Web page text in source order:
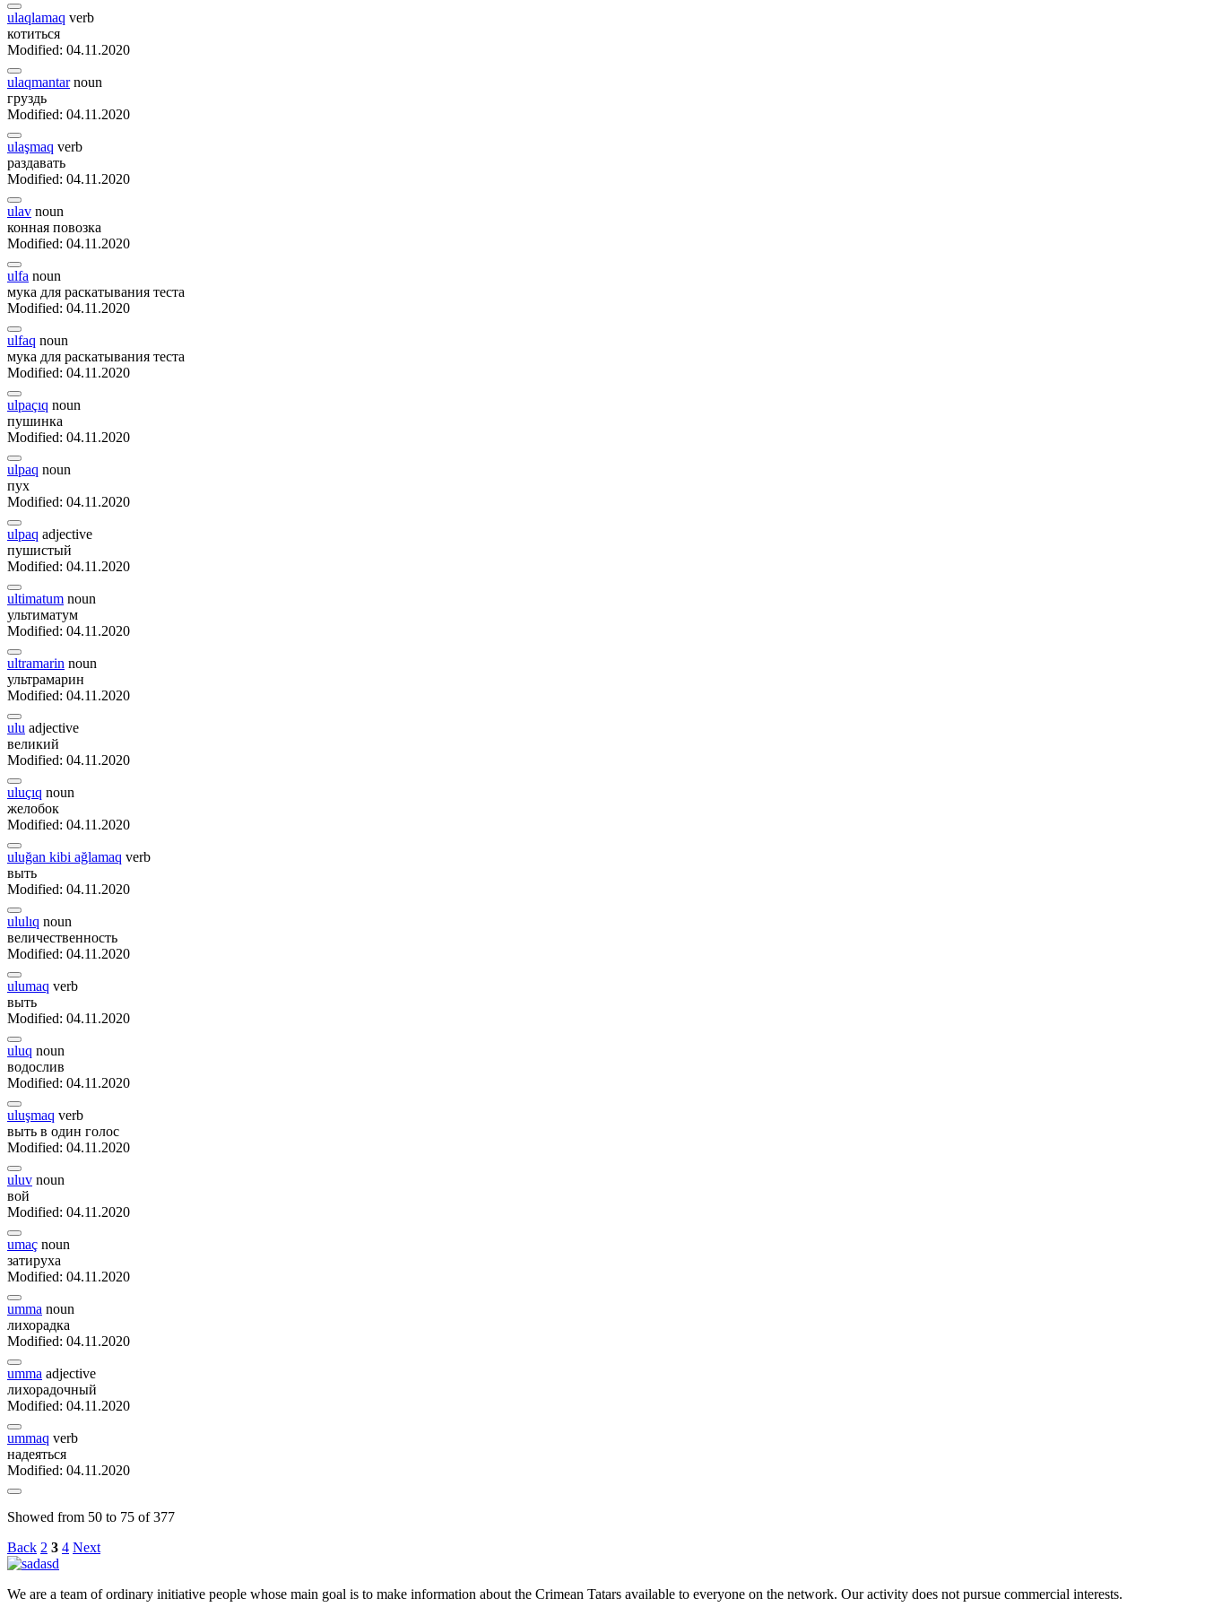
ulaqlamaq verb
котиться
Modified: 04.11.2020
ulaqmantar noun
груздь
Modified: 04.11.2020
ulaşmaq verb
раздавать
Modified: 04.11.2020
ulav noun
конная повозка
Modified: 04.11.2020
ulfa noun
мука для раскатывания теста
Modified: 04.11.2020
ulfaq noun
мука для раскатывания теста
Modified: 04.11.2020
ulpaçıq noun
пушинка
Modified: 04.11.2020
ulpaq noun
пух
Modified: 04.11.2020
ulpaq adjective
пушистый
Modified: 04.11.2020
ultimatum noun
ультиматум
Modified: 04.11.2020
ultramarin noun
ультрамарин
Modified: 04.11.2020
ulu adjective
великий
Modified: 04.11.2020
uluçıq noun
желобок
Modified: 04.11.2020
uluğan kibi ağlamaq verb
выть
Modified: 04.11.2020
ululıq noun
величественность
Modified: 04.11.2020
ulumaq verb
выть
Modified: 04.11.2020
uluq noun
водослив
Modified: 04.11.2020
uluşmaq verb
выть в один голос
Modified: 04.11.2020
uluv noun
вой
Modified: 04.11.2020
umaç noun
затируха
Modified: 04.11.2020
umma noun
лихорадка
Modified: 04.11.2020
umma adjective
лихорадочный
Modified: 04.11.2020
ummaq verb
надеяться
Modified: 04.11.2020
Showed from 50 to 75 of 377
Back 2 3 4 Next
We are a team of ordinary initiative people whose main goal is to make information about the Crimean Tatars available to everyone on the network. Our activity does not pursue commercial interests.